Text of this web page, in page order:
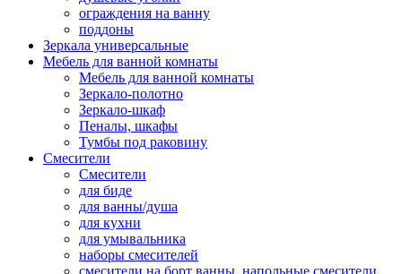
ограждения на ванну
поддоны
Зеркала универсальные
Мебель для ванной комнаты
Мебель для ванной комнаты
Зеркало-полотно
Зеркало-шкаф
Пеналы, шкафы
Тумбы под раковину
Смесители
Смесители
для биде
для ванны/душа
для кухни
для умывальника
наборы смесителей
смесители на борт ванны, напольные смесители